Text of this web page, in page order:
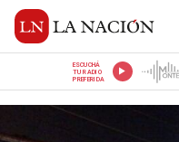
ESCUCHÁ
TU RADIO
PREFERIDA